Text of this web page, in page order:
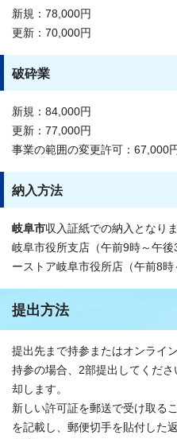
新規：78,000円
更新：70,000円
破砕業
新規：84,000円
更新：77,000円
事業の範囲の変更許可：67,000
納入方法
岐阜市収入証紙での納入となりま
岐阜市役所支店（午前9時～午
ーストア岐阜市役所店（午前8時
提出方法
提出先まで持参またはオンライ
持参の場合、2部提出してくだ
却します。
新しい許可証を郵送で受け取る
を記載し、郵便切手を貼付した